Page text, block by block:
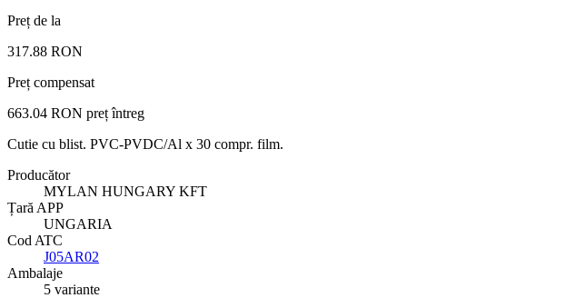
Preț de la
317.88 RON
Preț compensat
663.04 RON preț întreg
Cutie cu blist. PVC-PVDC/Al x 30 compr. film.
Producător
MYLAN HUNGARY KFT
Țară APP
UNGARIA
Cod ATC
J05AR02
Ambalaje
5 variante